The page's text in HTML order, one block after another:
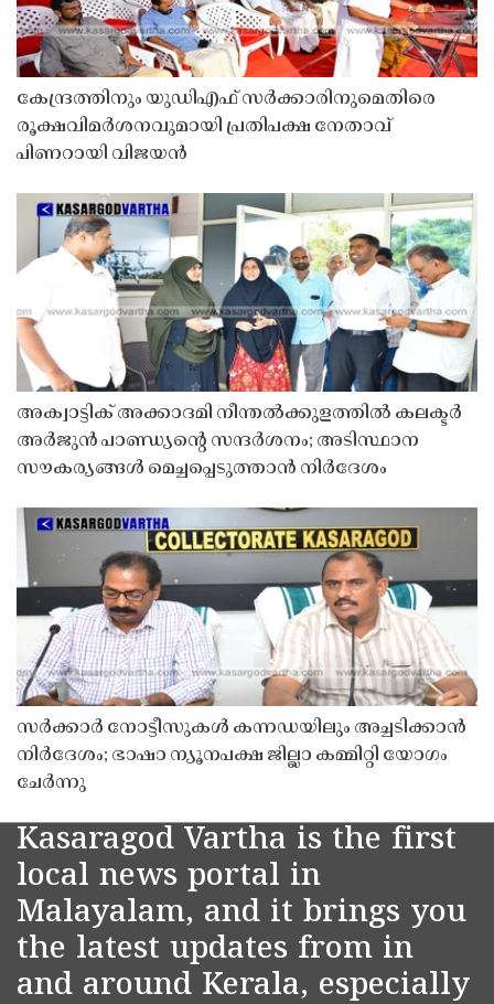
കേന്ദ്രത്തിനും യുഡിഎഫ് സർക്കാരിനുമെതിരെ
രൂക്ഷവിമർശനവുമായി പ്രതിപക്ഷ നേതാവ്
പിണറായി വിജയൻ
അക്വാട്ടിക് അക്കാദമി നീന്തൽക്കുളത്തിൽ കലക്ടർ
അർജുൻ പാണ്ഡ്യൻ്റെ സന്ദർശനം; അടിസ്ഥാന
സൗകര്യങ്ങൾ മെച്ചപ്പെടുത്താൻ നിർദേശം
സർക്കാർ നോട്ടീസുകൾ കന്നഡയിലും അച്ചടിക്കാൻ
നിർദേശം; ഭാഷാ ന്യൂനപക്ഷ ജില്ലാ കമ്മിറ്റി യോഗം
ചേർന്നു
Kasaragod Vartha is the first
local news portal in
Malayalam, and it brings you
the latest updates from in
and around Kerala, especially